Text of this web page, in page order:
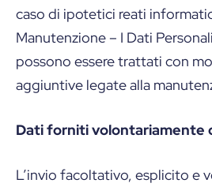
caso di ipotetici reati
Manutenzione – I Dati
possono essere trattati con
aggiuntive legate alla
Dati forniti volontariamente
L’invio facoltativo, esplicito e